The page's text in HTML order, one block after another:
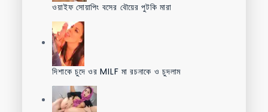
ওয়াইফ সোয়াপিং বসের বৌয়ের পুটকি মারা
দিশাকে চুদে ওর MILF মা রচনাকে ও চুদলাম